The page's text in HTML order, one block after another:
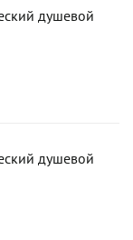
душевой
душевой